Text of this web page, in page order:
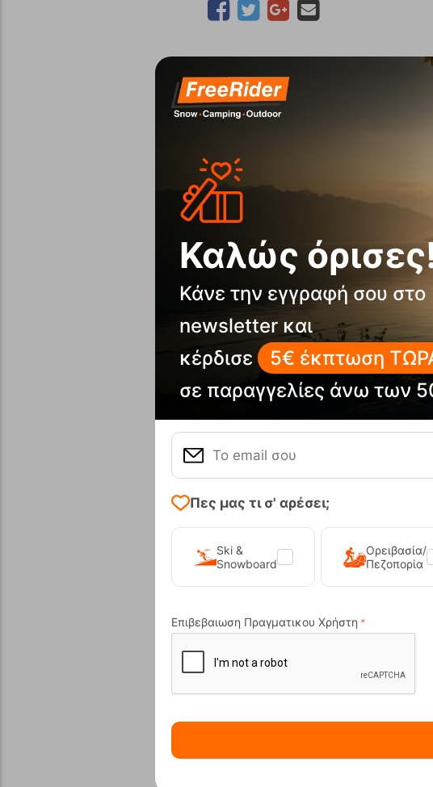
Καλώς
Κάνε την εγγραφή σου στο
newsletter και
κέρδισε
5€ έκπτωση
σε παραγγελίες άνω των
Πες μας τι σ' αρέσει;
Ski &
Snowboard
Ορειβασία/
Πεζοπορία
Επιβεβαιωση Πραγματικου Χρήστη